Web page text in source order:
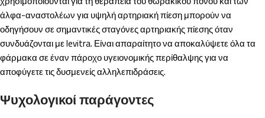
άλφα-αναστολέων για υψηλή αρτηριακή πίεση μπορούν να
οδηγήσουν σε σημαντικές σταγόνες αρτηριακής πίεσης όταν
συνδυάζονται με levitra. Είναι απαραίτητο να αποκαλύψετε όλα τα
φάρμακα σε έναν πάροχο υγειονομικής περίθαλψης για να
αποφύγετε τις δυσμενείς αλληλεπιδράσεις.
Ψυχολογικοί παράγοντες